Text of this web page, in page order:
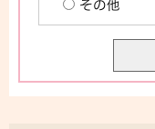
その他